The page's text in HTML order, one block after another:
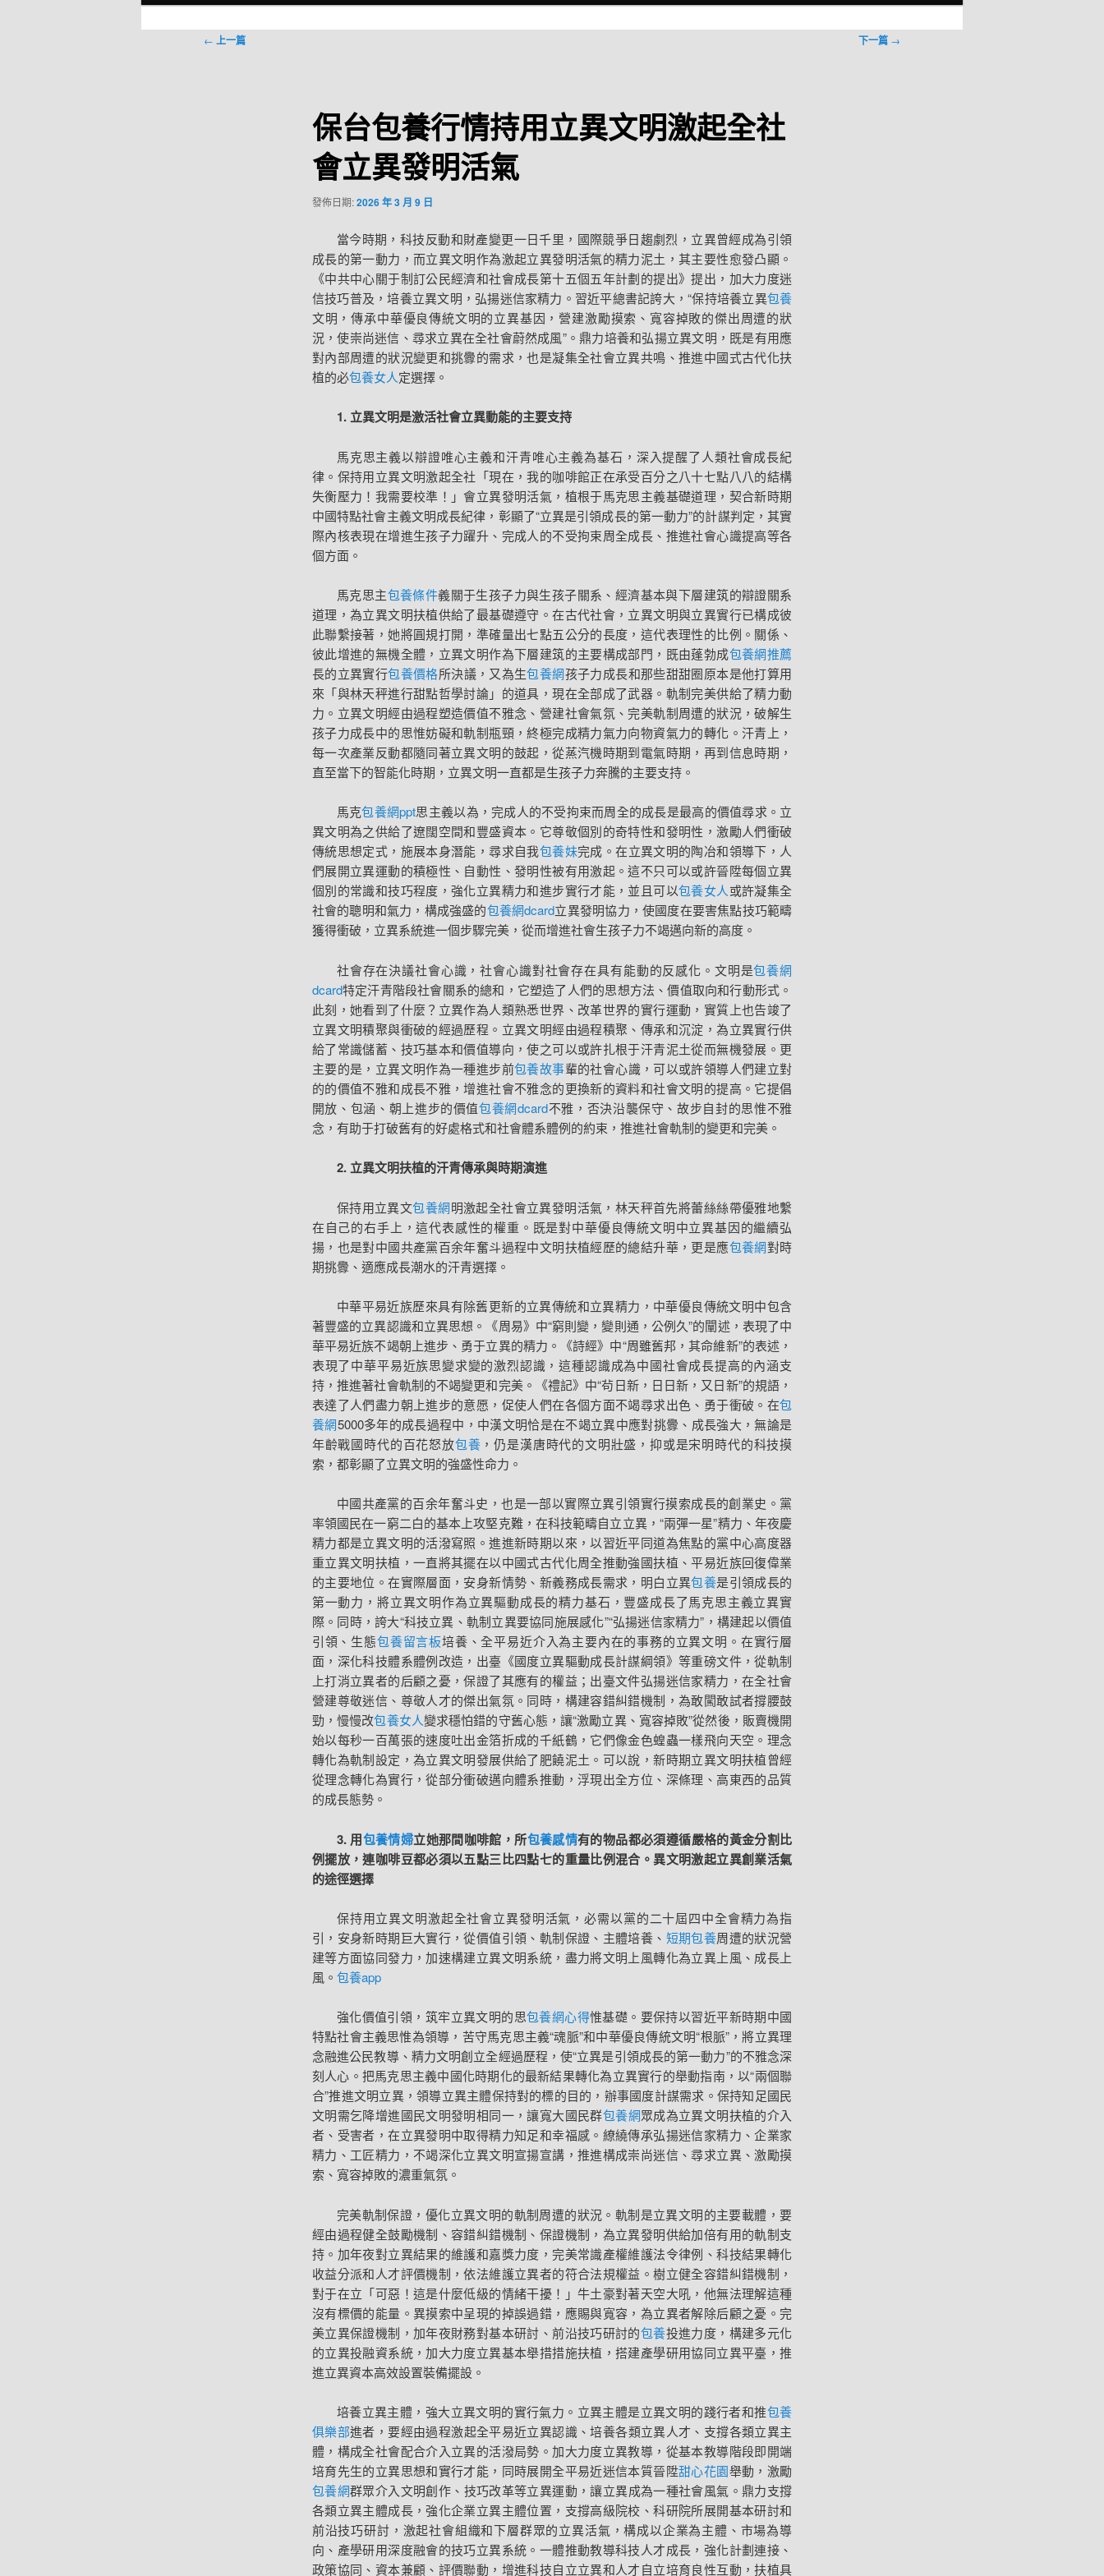
文
← 上一篇 下一篇 →
保台包養行情持用立異文明激起全社
會立異發明活氣
發佈日期:2026 年 3 月 9 日
當今時期，科技反動和財產變更一日千里，國際競爭日趨劇烈，立異曾經成為引領
成長的第一動力，而立異文明作為激起立異發明活氣的精力泥土，其主要性愈發凸顯。
《中共中心關于制訂公民經濟和社會成長第十五個五年計劃的提出》提出，加大力度迷
信技巧普及，培養立異文明，弘揚迷信家精力。習近平總書記誇大，“保持培養立異包養
文明，傳承中華優良傳統文明的立異基因，營建激勵摸索、寬容掉敗的傑出周遭的狀
況，使崇尚迷信、尋求立異在全社會蔚然成風”。鼎力培養和弘揚立異文明，既是有用應
對內部周遭的狀況變更和挑釁的需求，也是凝集全社會立異共鳴、推進中國式古代化扶
植的必包養女人定選擇。
1. 立異文明是激活社會立異動能的主要支持
馬克思主義以辯證唯心主義和汗青唯心主義為基石，深入提醒了人類社會成長紀
律。保持用立異文明激起全社「現在，我的咖啡館正在承受百分之八十七點八八的結構
失衡壓力！我需要校準！」會立異發明活氣，植根于馬克思主義基礎道理，契合新時期
中國特點社會主義文明成長紀律，彰顯了“立異是引領成長的第一動力”的計謀判定，其實
際內核表現在增進生孩子力躍升、完成人的不受拘束周全成長、推進社會心識提高等各
個方面。
馬克思主包養條件義關于生孩子力與生孩子關系、經濟基本與下層建筑的辯證關系
道理，為立異文明扶植供給了最基礎遵守。在古代社會，立異文明與立異實行已構成彼
此聯繫接著，她將圓規打開，準確量出七點五公分的長度，這代表理性的比例。關係、
彼此增進的無機全體，立異文明作為下層建筑的主要構成部門，既由蓬勃成包養網推薦
長的立異實行包養價格所決議，又為生包養網孩子力成長和那些甜甜圈原本是他打算用
來「與林天秤進行甜點哲學討論」的道具，現在全部成了武器。軌制完美供給了精力動
力。立異文明經由過程塑造價值不雅念、營建社會氣氛、完美軌制周遭的狀況，破解生
孩子力成長中的思惟妨礙和軌制瓶頸，終極完成精力氣力向物資氣力的轉化。汗青上，
每一次產業反動都隨同著立異文明的鼓起，從蒸汽機時期到電氣時期，再到信息時期，
直至當下的智能化時期，立異文明一直都是生孩子力奔騰的主要支持。
馬克包養網ppt思主義以為，完成人的不受拘束而周全的成長是最高的價值尋求。立
異文明為之供給了遼闊空間和豐盛資本。它尊敬個別的奇特性和發明性，激勵人們衝破
傳統思想定式，施展本身潛能，尋求自我包養妹完成。在立異文明的陶冶和領導下，人
們展開立異運動的積極性、自動性、發明性被有用激起。這不只可以或許晉陞每個立異
個別的常識和技巧程度，強化立異精力和進步實行才能，並且可以包養女人或許凝集全
社會的聰明和氣力，構成強盛的包養網dcard立異發明協力，使國度在要害焦點技巧範疇
獲得衝破，立異系統進一個步驟完美，從而增進社會生孩子力不竭邁向新的高度。
社會存在決議社會心識，社會心識對社會存在具有能動的反感化。文明是包養網
dcard特定汗青階段社會關系的總和，它塑造了人們的思想方法、價值取向和行動形式。
此刻，她看到了什麼？立異作為人類熟悉世界、改革世界的實行運動，實質上也告竣了
立異文明積聚與衝破的經過歷程。立異文明經由過程積聚、傳承和沉淀，為立異實行供
給了常識儲蓄、技巧基本和價值導向，使之可以或許扎根于汗青泥土從而無機發展。更
主要的是，立異文明作為一種進步前包養故事輩的社會心識，可以或許領導人們建立對
的的價值不雅和成長不雅，增進社會不雅念的更換新的資料和社會文明的提高。它提倡
開放、包涵、朝上進步的價值包養網dcard不雅，否決沿襲保守、故步自封的思惟不雅
念，有助于打破舊有的好處格式和社會體系體例的約束，推進社會軌制的變更和完美。
2. 立異文明扶植的汗青傳承與時期演進
保持用立異文包養網明激起全社會立異發明活氣，林天秤首先將蕾絲絲帶優雅地繫
在自己的右手上，這代表感性的權重。既是對中華優良傳統文明中立異基因的繼續弘
揚，也是對中國共產黨百余年奮斗過程中文明扶植經歷的總結升華，更是應包養網對時
期挑釁、適應成長潮水的汗青選擇。
中華平易近族歷來具有除舊更新的立異傳統和立異精力，中華優良傳統文明中包含
著豐盛的立異認識和立異思想。《周易》中“窮則變，變則通，公例久”的闡述，表現了中
華平易近族不竭朝上進步、勇于立異的精力。《詩經》中“周雖舊邦，其命維新”的表述，
表現了中華平易近族思變求變的激烈認識，這種認識成為中國社會成長提高的內涵支
持，推進著社會軌制的不竭變更和完美。《禮記》中“茍日新，日日新，又日新”的規語，
表達了人們盡力朝上進步的意愿，促使人們在各個方面不竭尋求出色、勇于衝破。在包
養網5000多年的成長過程中，中漢文明恰是在不竭立異中應對挑釁、成長強大，無論是
年齡戰國時代的百花怒放包養 ，仍是漢唐時代的文明壯盛，抑或是宋明時代的科技摸
索，都彰顯了立異文明的強盛性命力。
中國共產黨的百余年奮斗史，也是一部以實際立異引領實行摸索成長的創業史。黨
率領國民在一窮二白的基本上攻堅克難，在科技範疇自立立異，“兩彈一星”精力、年夜慶
精力都是立異文明的活潑寫照。進進新時期以來，以習近平同道為焦點的黨中心高度器
重立異文明扶植，一直將其擺在以中國式古代化周全推動強國扶植、平易近族回復偉業
的主要地位。在實際層面，安身新情勢、新義務成長需求，明白立異包養是引領成長的
第一動力，將立異文明作為立異驅動成長的精力基石，豐盛成長了馬克思主義立異實
際。同時，誇大“科技立異、軌制立異要協同施展感化”“弘揚迷信家精力”，構建起以價值
引領、生態包養留言板培養、全平易近介入為主要內在的事務的立異文明。在實行層
面，深化科技體系體例改造，出臺《國度立異驅動成長計謀綱領》等重磅文件，從軌制
上打消立異者的后顧之憂，保證了其應有的權益；出臺文件弘揚迷信家精力，在全社會
營建尊敬迷信、尊敬人才的傑出氣氛。同時，構建容錯糾錯機制，為敢闖敢試者撐腰鼓
勁，慢慢改包養女人變求穩怕錯的守舊心態，讓“激勵立異、寬容掉敗”從然後，販賣機開
始以每秒一百萬張的速度吐出金箔折成的千紙鶴，它們像金色蝗蟲一樣飛向天空。理念
轉化為軌制設定，為立異文明發展供給了肥饒泥土。可以說，新時期立異文明扶植曾經
從理念轉化為實行，從部分衝破邁向體系推動，浮現出全方位、深條理、高東西的品質
的成長態勢。
3. 用包養情婦立她那間咖啡館，所包養感情有的物品都必須遵循嚴格的黃金分割比
例擺放，連咖啡豆都必須以五點三比四點七的重量比例混合。異文明激起立異創業活氣
的途徑選擇
保持用立異文明激起全社會立異發明活氣，必需以黨的二十屆四中全會精力為指
引，安身新時期巨大實行，從價值引領、軌制保證、主體培養、 短期包養周遭的狀況營
建等方面協同發力，加速構建立異文明系統，盡力將文明上風轉化為立異上風、成長上
風。 包養app
強化價值引領，筑牢立異文明的思包養網心得惟基礎。要保持以習近平新時期中國
特點社會主義思惟為領導，苦守馬克思主義“魂脈”和中華優良傳統文明“根脈”，將立異理
念融進公民教導、精力文明創立全經過歷程，使“立異是引領成長的第一動力”的不雅念深
刻人心。把馬克思主義中國化時期化的最新結果轉化為立異實行的舉動指南，以“兩個聯
合”推進文明立異，領導立異主體保持對的標的目的，辦事國度計謀需求。保持知足國民
文明需乞降增進國民文明發明相同一，讓寬大國民群包養網眾成為立異文明扶植的介入
者、受害者，在立異發明中取得精力知足和幸福感。繚繞傳承弘揚迷信家精力、企業家
精力、工匠精力，不竭深化立異文明宣揚宣講，推進構成崇尚迷信、尋求立異、激勵摸
索、寬容掉敗的濃重氣氛。
完美軌制保證，優化立異文明的軌制周遭的狀況。軌制是立異文明的主要載體，要
經由過程健全鼓勵機制、容錯糾錯機制、保證機制，為立異發明供給加倍有用的軌制支
持。加年夜對立異結果的維護和嘉獎力度，完美常識產權維護法令律例、科技結果轉化
收益分派和人才評價機制，依法維護立異者的符合法規權益。樹立健全容錯糾錯機制，
對于在立「可惡！這是什麼低級的情緒干擾！」牛土豪對著天空大吼，他無法理解這種
沒有標價的能量。異摸索中呈現的掉誤過錯，應賜與寬容，為立異者解除后顧之憂。完
美立異保證機制，加年夜財務對基本研討、前沿技巧研討的包養投進力度，構建多元化
的立異投融資系統，加大力度立異基本舉措措施扶植，搭建產學研用協同立異平臺，推
進立異資本高效設置裝備擺設。
培養立異主體，強大立異文明的實行氣力。立異主體是立異文明的踐行者和推包養
俱樂部進者，要經由過程激起全平易近立異認識、培養各類立異人才、支撐各類立異主
體，構成全社會配合介入立異的活潑局勢。加大力度立異教導，從基本教導階段即開端
培育先生的立異思想和實行才能，同時展開全平易近迷信本質晉陞甜心花園舉動，激勵
包養網群眾介入文明創作、技巧改革等立異運動，讓立異成為一種社會風氣。鼎力支撐
各類立異主體成長，強化企業立異主體位置，支撐高級院校、科研院所展開基本研討和
前沿技巧研討，激起社會組織和下層群眾的立異活氣，構成以企業為主體、市場為導
向、產學研用深度融會的技巧立異系統。一體推動教導科技人才成長，強化計劃連接、
政策協同、資本兼顧、評價聯動，增進科技自立立異和人才自立培育良性互動，扶植具